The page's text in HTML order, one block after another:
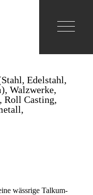
Edelstahl,
Walzwerke,
Roll Casting,
wässrige Talkum-